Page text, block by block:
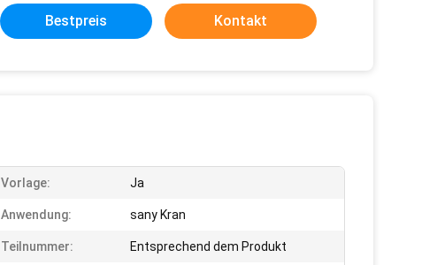
Bestpreis Kontakt
Vorlage: Ja
Anwendung: sany Kran
Teilnummer: Entsprechend dem Produkt